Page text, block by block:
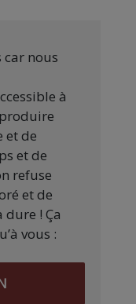
nous
à
et de
et de
refuse
et de
! Ça
vous :